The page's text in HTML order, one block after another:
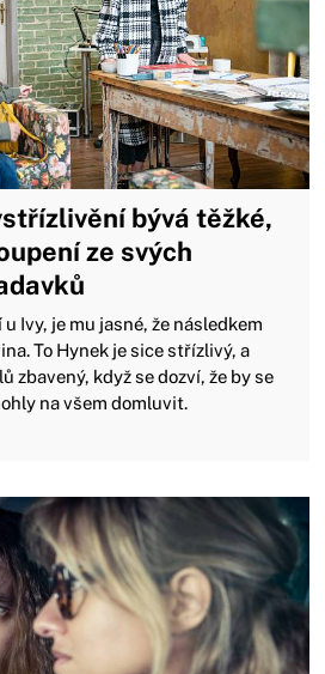
bývá těžké,
ze svých
Ivy, je mu jasné, že následkem
To Hynek je sice střízlivý, a
zbavený, když se dozví, že by se
na všem domluvit.